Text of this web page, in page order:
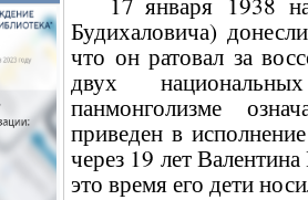
Будихаловича)
что он ратовал за
двух
панмонголизме
приведен в
через 19 лет
это время его дети